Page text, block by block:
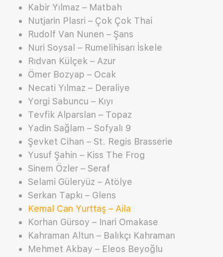
Kabir Yılmaz – Matbah
Nutjarin Plasri – Çok Çok Thai
Rudolf Van Nunen – Şans
Nuri Soysal – Rumelihisarı İskele
Rıdvan Külçek – Azur
Ömer Bozyap – Ocak
Necati Yılmaz – Deraliye
Yorgi Sabuncu – Kıyı
Tevfik Alparslan – Topaz
Yadin Sağlam – Sofyalı 9
Şevket Cihan – St. Regis Brasserie
Yusuf Şahin – Kiss The Frog
Sinem Özler – Seraf
Selami Güleryüz – Atölye
Serkan Tapkı – Glens
Kemal Can Yurttaş – Aila
Korhan Gürsoy – Inari Omakase
Kahraman Altun – Balıkçı Kahraman
Mehmet Akbay – Eleos Beyoğlu